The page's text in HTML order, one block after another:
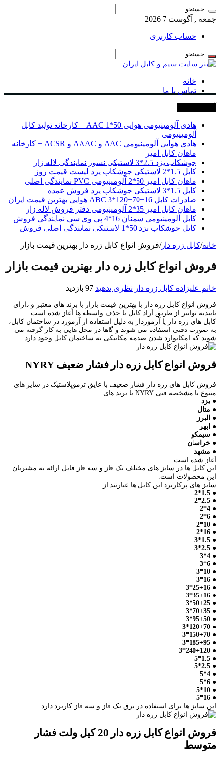
جمعه , آگوست 7 2026
حساب کاربری
خانه
تماس با ما
هادی آلومینیومی هوایی 50*1 AAC + کارخانه تولید کابل
آلومینیومی
هادی هوایی آلومینیومی AAC و AAAC و ACSR + کارخانه
ماهان کابل امیر
جوشکاب یزد 2.5*3 لاستیکی نسوز نمایندگی لاله زار
کابل 1.5*2 لاستیکی جوشکاب یزد لیست قیمت روز
ماهان کابل امیر 50*2 آلومینیومی PVC نمایندگی اصلی
کابل 1.5*3 لاستیکی جوشکاب یزد فروش عمده
صادرات کابل 16+70+120*3 ABC هوایی بهترین قیمت ایران
ماهان کابل امیر 35*2 آلومینیومی دفتر فروش لاله زار
کابل آلومینیومی سمنان 16*4 پی وی سی نمایندگی فروش
کابل جوشکاب یزد 50*1 لاستیکی نمایندگی اصلی فروش
خانه/کابل زره دار/فروش انواع کابل زره دار بهترین قیمت بازار
فروش انواع کابل زره دار بهترین قیمت بازار
خانم علیزاده کابل زره دار نظری بدهید 97 بازدید
فروش انواع کابل زره دار با بهترین قیمت بازار با برند های معتبر و دارای
تاییدیه توانیر از طریق آراد کابل با حذف واسطه ها آغاز شده است.
کابل های زره دار یا آرموردار به دلیل استفاده از آرمورد در ساختمان کابل،
به صورت دفنی استفاده می شوند و گاها در محل هایی به کار گرفته می
شوند که امکانوارد شدن صدمه مکانیکی به ساختمان کابل وجود دارد.
فروش انواع کابل زره دار فشار ضعیف NYRY
فروش کابل های زره دار فشار ضعیف با عایق ترموپلاستیک در سایز های
متنوع با مشخصه فنی NYRY با برند های :
● یزد
● متال
● البرز
● ابهر
● سیمکو
● خراسان
● مشهد
آغاز شده است.
این کابل ها در سایز های مختلف تک فاز و سه فاز قابل ارائه به مشتریان
این محصولات است.
سایز های پرکاربرد این کابل ها عبارتند از :
●
1.5*2
● 2.5*2
● 4*2
●
● 10*2
● 16*2
● 1.5*3
● 2.5*3
● 4*3
● 6*3
● 10*3
● 16*3
● 25+16*3
● 35+16*3
● 50+25*3
● 70+35*3
● 95+50*3
● 120+70*3
● 150+70*3
● 185+95*3
● 240+120*3
● 1.5*5
● 2.5*5
● 4*5
● 6*5
● 10*5
● 16*5
این سایز ها برای استفاده در برق تک فاز و سه فاز کاربرد دارد.
فروش انواع کابل زره دار 20 کیل ولت فشار
متوسط